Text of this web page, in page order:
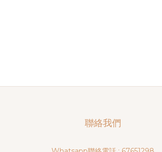
聯絡我們